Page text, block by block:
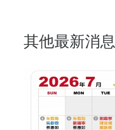
其他最新消息